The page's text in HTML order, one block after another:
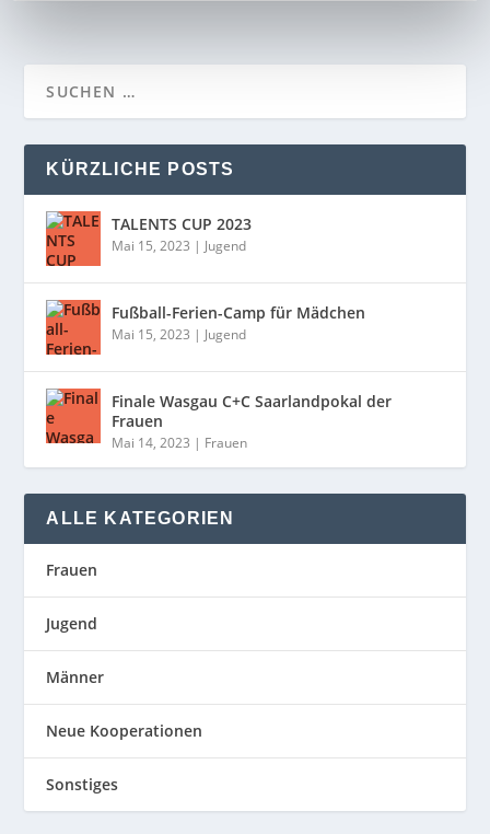
KÜRZLICHE POSTS
TALENTS CUP 2023
Mai 15, 2023 | Jugend
Fußball-Ferien-Camp für Mädchen
Mai 15, 2023 | Jugend
Finale Wasgau C+C Saarlandpokal der
Frauen
Mai 14, 2023 | Frauen
ALLE KATEGORIEN
Frauen
Jugend
Männer
Neue Kooperationen
Sonstiges